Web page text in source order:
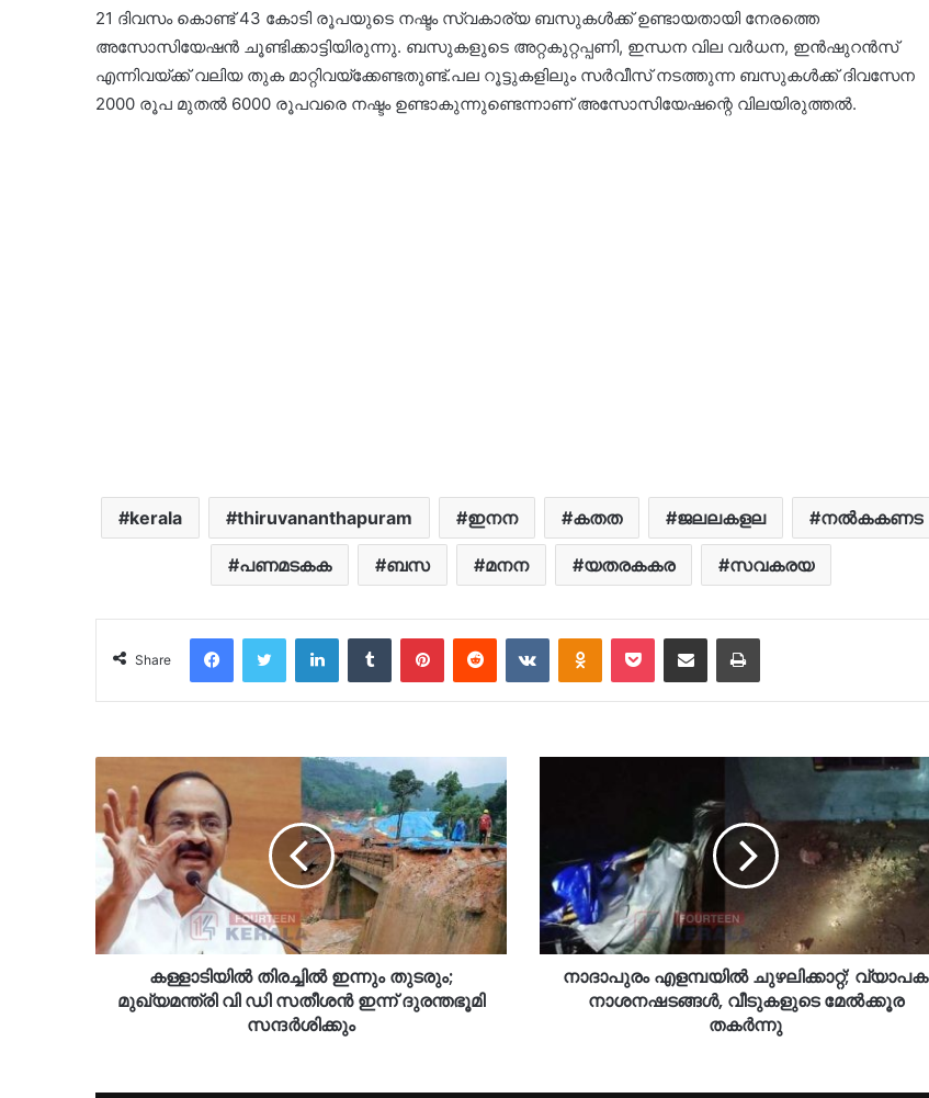
21 ദിവസം കൊണ്ട് 43 കോടി രൂപയുടെ നഷ്ടം സ്വകാര്യ ബസുകള്‍ക്ക് ഉണ്ടായതായി നേരത്തെ
അസോസിയേഷന്‍ ചൂണ്ടിക്കാട്ടിയിരുന്നു. ബസുകളുടെ അറ്റകുറ്റപ്പണി, ഇന്ധന വില വർധന, ഇൻഷുറൻസ്
എന്നിവയ്ക്ക് വലിയ തുക മാറ്റിവയ്ക്കേണ്ടതുണ്ട്.പല റൂട്ടുകളിലും സർവീസ് നടത്തുന്ന ബസുകൾക്ക് ദിവസേന
2000 രൂപ മുതൽ 6000 രൂപവരെ നഷ്ടം ഉണ്ടാകുന്നുണ്ടെന്നാണ് അസോസിയേഷന്റെ വിലയിരുത്തല്‍.
kerala thiruvananthapuram ഇനന കതത ജലലകളല നൽകകണട
പണമടകക ബസ മനന യതരകകര സവകരയ
Share
FacebookTwitter LinkedInTumblr PinterestReddit VKontakteOdnoklassniki
Pocket Share via Email Print
കള്ളാടിയില്‍ തിരച്ചില്‍ ഇന്നും തുടരും;
മുഖ്യമന്ത്രി വി ഡി സതീശന്‍ ഇന്ന് ദുരന്തഭൂമി
സന്ദര്‍ശിക്കും
നാദാപുരം എളമ്പയിൽ ചുഴലിക്കാറ്റ്; വ്യാപക
നാശനഷടങ്ങൾ, വീടുകളുടെ മേൽക്കൂര
തകർന്നു